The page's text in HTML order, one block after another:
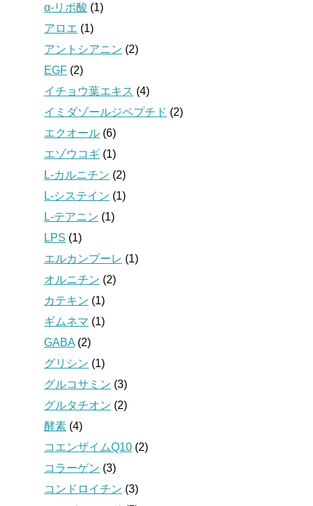
α-リポ酸 (1)
アロエ (1)
アントシアニン (2)
EGF (2)
イチョウ葉エキス (4)
イミダゾールジペプチド (2)
エクオール (6)
エゾウコギ (1)
L-カルニチン (2)
L-システイン (1)
L-テアニン (1)
LPS (1)
エルカンプーレ (1)
オルニチン (2)
カテキン (1)
ギムネマ (1)
GABA (2)
グリシン (1)
グルコサミン (3)
グルタチオン (2)
酵素 (4)
コエンザイムQ10 (2)
コラーゲン (3)
コンドロイチン (3)